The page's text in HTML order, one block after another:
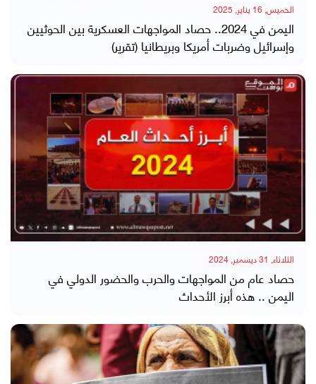
الخميس, 16 يناير, 2025
اليمن في 2024.. حصاد المواجهات العسكرية بين الحوثيين
وإسرائيل وضربات أمريكا وبريطانيا (تقرير)
الثلاثاء, 31 ديسمبر, 2024
حصاد عام من المواجهات والحرب والحضور الدولي في
اليمن .. هذه أبرز الأحداث